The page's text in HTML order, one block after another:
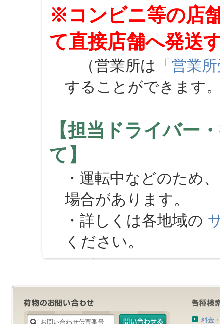
※コンビニ等の店
て直接店舗へ発送
（営業所は 「営業
することができます
【担当ドライバー
て】
・運転中などのため
場合があります。
・詳しくは各地域の
ください。
料金